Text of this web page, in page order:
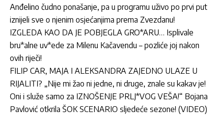
Anđelino čudno ponašanje, pa u programu uživo po prvi put
iznijeli sve o njenim osjećanjima prema Zvezdanu!
IZGLEDA KAO DA JE POBJEGLA GRO*ARU… Isplivale
bru*alne uv*ede za Milenu Kačavendu – pozliće joj nakon
ovih riječi!
FILIP CAR, MAJA I ALEKSANDRA ZAJEDNO ULAZE U
RIJALITI? „Nije mi žao ni jedne, ni druge, znale su kakav je!
Oni i služe samo za IZNOŠENJE PRLJ*VOG VEŠA!“ Bojana
Pavlović otkrila ŠOK SCENARIO sljedeće sezone! (VIDEO)